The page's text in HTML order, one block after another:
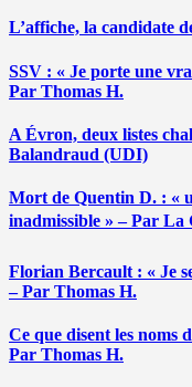
L’affiche, la candidate
SSV : « Je porte une
Par Thomas H.
A Évron, deux listes
Balandraud (UDI)
Mort de Quentin D. : «
inadmissible » – Par La
Florian Bercault : « Je
– Par Thomas H.
Ce que disent les noms
Par Thomas H.